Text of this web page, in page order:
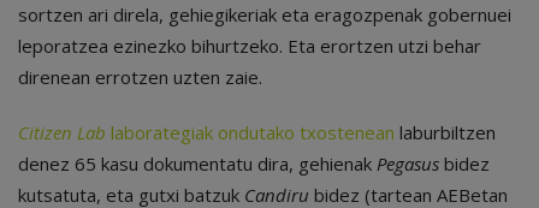
sortzen ari direla, gehiegikeriak eta eragozpenak gobernuei
leporatzea ezinezko bihurtzeko. Eta erortzen utzi behar
direnean errotzen uzten zaie.
Citizen Lab laborategiak ondutako txostenean laburbiltzen
denez 65 kasu dokumentatu dira, gehienak Pegasus bidez
kutsatuta, eta gutxi batzuk Candiru bidez (tartean AEBetan